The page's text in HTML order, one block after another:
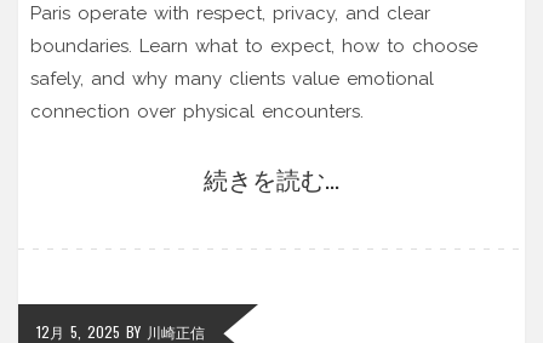
Paris operate with respect, privacy, and clear
boundaries. Learn what to expect, how to choose
safely, and why many clients value emotional
connection over physical encounters.
続きを読む...
12月 5, 2025 BY 川崎正信